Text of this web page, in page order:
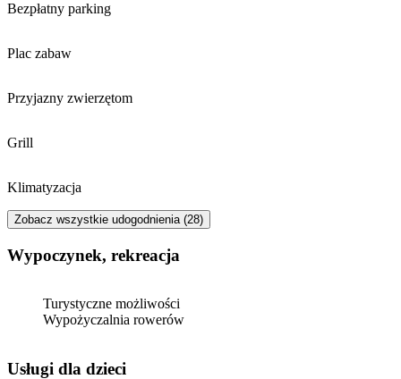
Bezpłatny parking
Plac zabaw
Przyjazny zwierzętom
Grill
Klimatyzacja
Zobacz wszystkie udogodnienia (28)
Wypoczynek, rekreacja
Turystyczne możliwości
Wypożyczalnia rowerów
usługi dla dzieci